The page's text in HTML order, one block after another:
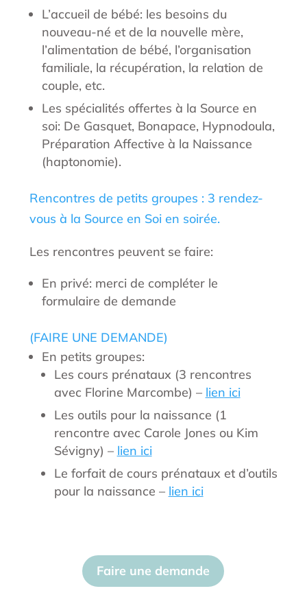
L’accueil de bébé: les besoins du
nouveau-né et de la nouvelle mère,
l’alimentation de bébé, l’organisation
familiale, la récupération, la relation de
couple, etc.
Les spécialités offertes à la Source en
soi: De Gasquet, Bonapace, Hypnodoula,
Préparation Affective à la Naissance
(haptonomie).
Rencontres de petits groupes : 3 rendez-
vous à la Source en Soi en soirée.
Les rencontres peuvent se faire:
En privé: merci de compléter le
formulaire de demande
(FAIRE UNE DEMANDE)
En petits groupes:
Les cours prénataux (3 rencontres
avec Florine Marcombe) – lien ici
Les outils pour la naissance (1
rencontre avec Carole Jones ou Kim
Sévigny) – lien ici
Le forfait de cours prénataux et d’outils
pour la naissance – lien ici
Faire une demande